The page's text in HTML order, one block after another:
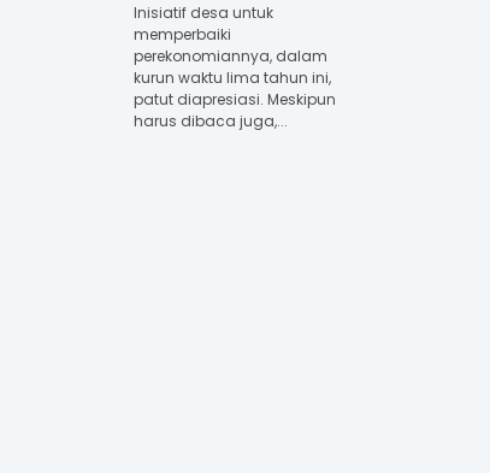
Inisiatif desa untuk
memperbaiki
perekonomiannya, dalam
kurun waktu lima tahun ini,
patut diapresiasi. Meskipun
harus dibaca juga,...